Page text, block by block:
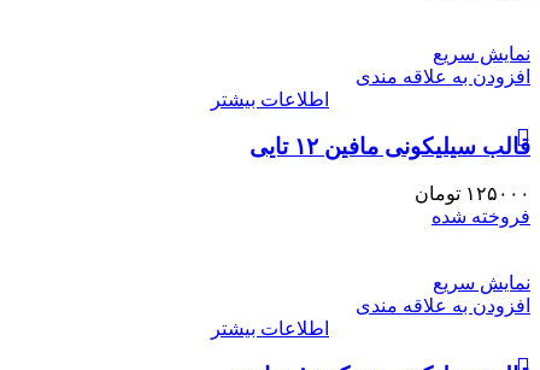
نمایش سریع
افزودن به علاقه مندی
اطلاعات بیشتر
قالب سیلیکونی مافین ۱۲ تایی
۱۲۵۰۰۰ تومان
فروخته شده
نمایش سریع
افزودن به علاقه مندی
اطلاعات بیشتر